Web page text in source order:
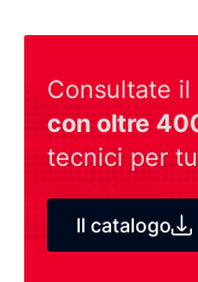
Consultate
con oltre
tecnici per
Il catalogo